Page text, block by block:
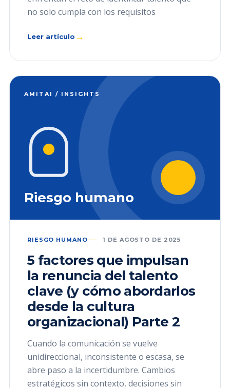
no solo cumpla con los requisitos
Leer artículo →
AMITAI / INSIGHTS
Riesgo humano
RIESGO HUMANO 1 DE AGOSTO DE 2025
5 factores que impulsan
la renuncia del talento
clave (y cómo abordarlos
desde la cultura
organizacional) Parte 2
Cuando la comunicación se vuelve
unidireccional, inconsistente o escasa, se
abre paso a la incertidumbre. Cambios
estratégicos sin contexto, decisiones sin